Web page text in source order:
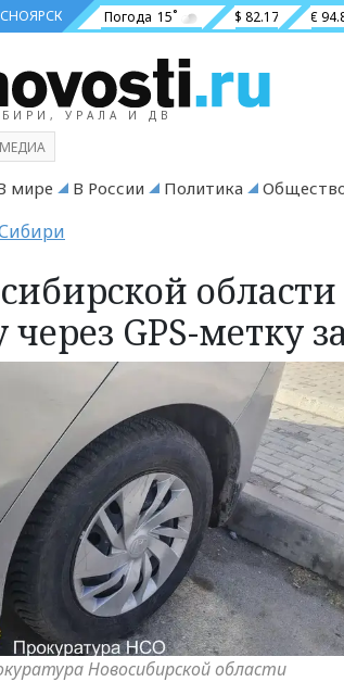
Погода 15˚ $ 82.17 €
УРАЛА И ДВ
мире В России Политика
через GPS-метку
Новосибирской области